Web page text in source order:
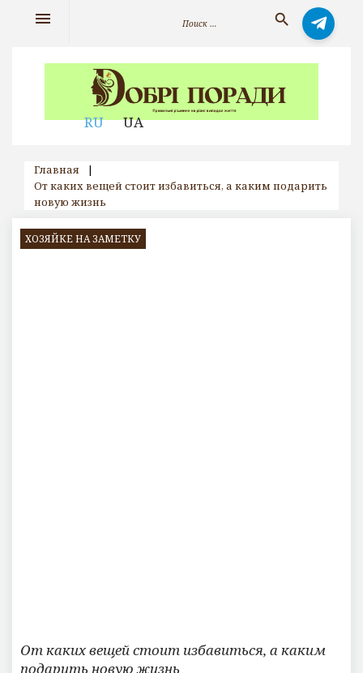
RU UA
search
menu
Главная
|
От каких вещей стоит избавиться, а каким подарить
новую жизнь
ХОЗЯЙКЕ НА ЗАМЕТКУ
От каких вещей стоит избавиться, а каким
подарить новую жизнь